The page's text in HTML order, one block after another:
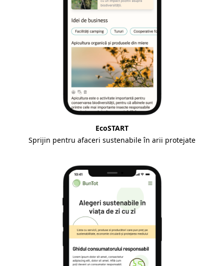
EcoSTART
Sprijin pentru afaceri sustenabile în arii protejate